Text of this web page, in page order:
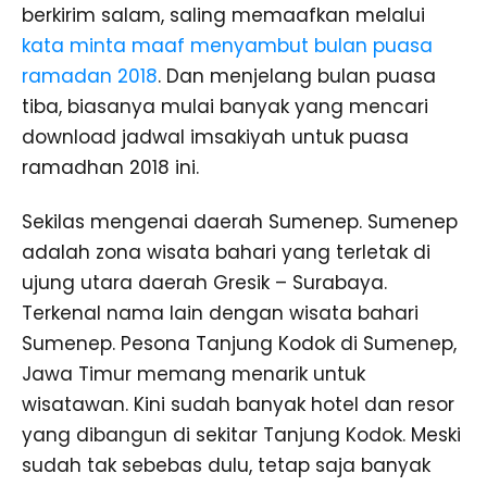
berkirim salam, saling memaafkan melalui
kata minta maaf menyambut bulan puasa
ramadan 2018. Dan menjelang bulan puasa
tiba, biasanya mulai banyak yang mencari
download jadwal imsakiyah untuk puasa
ramadhan 2018 ini.
Sekilas mengenai daerah Sumenep. Sumenep
adalah zona wisata bahari yang terletak di
ujung utara daerah Gresik – Surabaya.
Terkenal nama lain dengan wisata bahari
Sumenep. Pesona Tanjung Kodok di Sumenep,
Jawa Timur memang menarik untuk
wisatawan. Kini sudah banyak hotel dan resor
yang dibangun di sekitar Tanjung Kodok. Meski
sudah tak sebebas dulu, tetap saja banyak